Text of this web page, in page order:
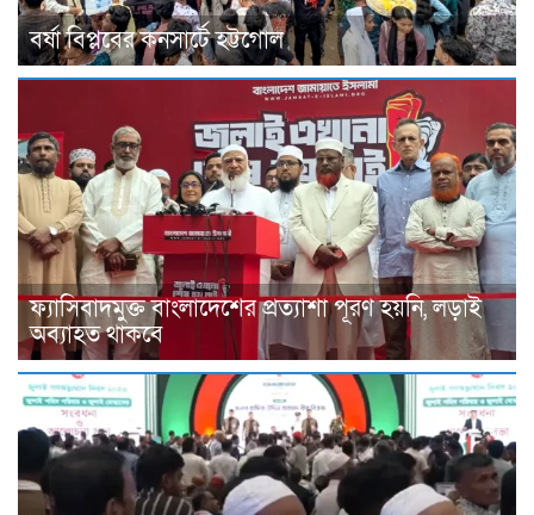
বর্ষা বিপ্লবের কনসার্টে হট্টগোল
ফ্যাসিবাদমুক্ত বাংলাদেশের প্রত্যাশা পূরণ হয়নি, লড়াই
অব্যাহত থাকবে